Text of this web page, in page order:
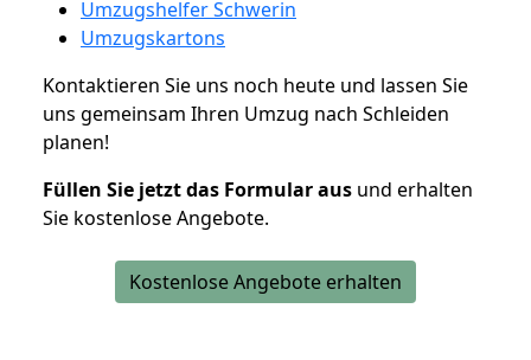
Umzugshelfer Schwerin
Umzugskartons
Kontaktieren Sie uns noch heute und lassen Sie
uns gemeinsam Ihren Umzug nach Schleiden
planen!
Füllen Sie jetzt das Formular aus und erhalten
Sie kostenlose Angebote.
Kostenlose Angebote erhalten